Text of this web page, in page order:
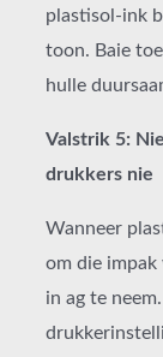
plastisol-ink
toon. Baie
hulle
Valstrik 5:
drukkers nie
Wanneer
om die impak
in ag te